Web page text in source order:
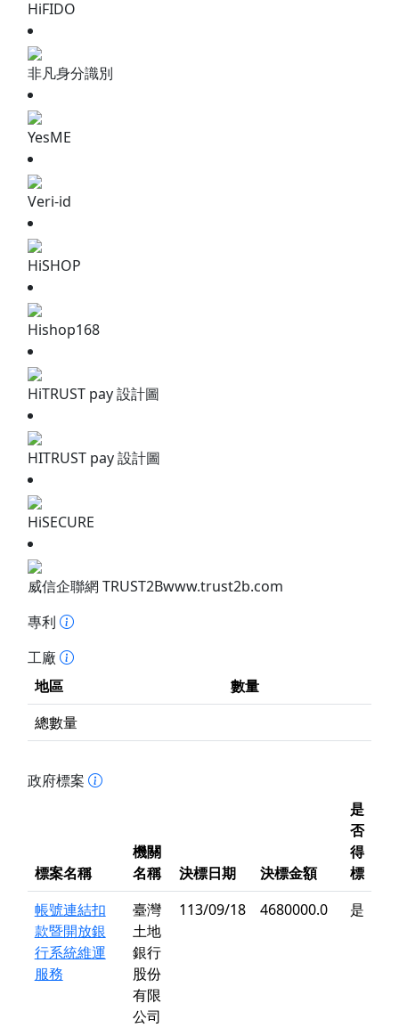
HiFIDO
非凡身分識別
YesME
Veri-id
HiSHOP
Hishop168
HiTRUST pay 設計圖
HITRUST pay 設計圖
HiSECURE
威信企聯網 TRUST2Bwww.trust2b.com
專利
工廠
地區
數量
總數量
政府標案
標案名稱
機關
名稱
決標日期 決標金額
是
否
得
標
帳號連結扣
款暨開放銀
行系統維運
服務
臺灣
土地
銀行
股份
有限
公司
113/09/18 4680000.0 是